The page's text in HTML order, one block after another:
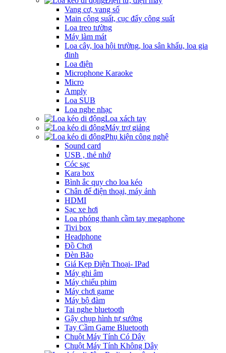
Vang cơ, vang số
Main công suất, cục đẩy công suất
Loa treo tường
Máy làm mát
Loa cây, loa hội trường, loa sân khấu, loa gia
đinh
Loa điện
Microphone Karaoke
Micro
Amply
Loa SUB
Loa nghe nhạc
Loa xách tay
Máy trợ giảng
Phụ kiện công nghệ
Sound card
USB , thẻ nhớ
Cóc sạc
Kara box
Bình ắc quy cho loa kéo
Chân để điện thoại, máy ảnh
HDMI
Sạc xe hơi
Loa phóng thanh cầm tay megaphone
Tivi box
Headphone
Đồ Chơi
Đèn Bão
Giá Kẹp Điện Thoại- IPad
Máy ghi âm
Máy chiếu phim
Máy chơi game
Máy bộ đàm
Tai nghe bluetooth
Gậy chụp hình tự sướng
Tay Cầm Game Bluetooth
Chuột Máy Tính Có Dây
Chuột Máy Tính Không Dây